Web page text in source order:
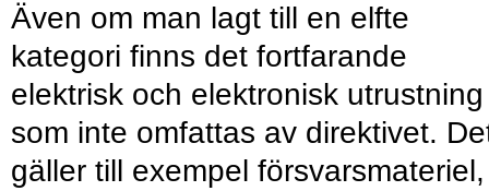
Även om man lagt till en elfte
kategori finns det fortfarande
elektrisk och elektronisk utrustning
som inte omfattas av direktivet.
gäller till exempel försvarsmateriel,